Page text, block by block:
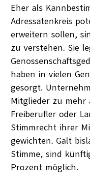
Eher als
Adressatenkreis
erweitern sollen,
zu verstehen. Sie
haben in vielen
gesorgt.
Mitglieder zu mehr
Freiberufler oder
Stimmrecht ihrer
gewichten. Galt
Stimme, sind
Prozent möglich.